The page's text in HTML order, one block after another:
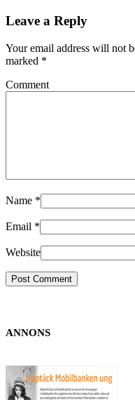
Leave a Reply
Your email address will not
marked *
Comment
Name *
Email *
Website
ANNONS